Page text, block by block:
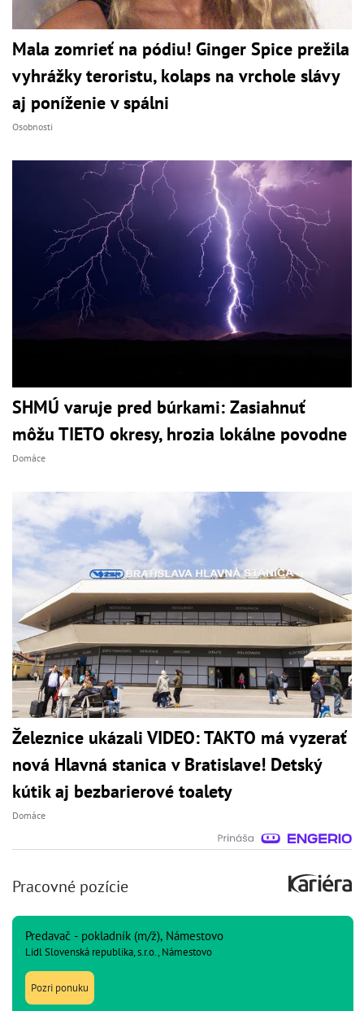
Mala zomrieť na pódiu! Ginger Spice prežila
vyhrážky teroristu, kolaps na vrchole slávy
aj poníženie v spálni
Osobnosti
SHMÚ varuje pred búrkami: Zasiahnuť
môžu TIETO okresy, hrozia lokálne povodne
Domáce
Železnice ukázali VIDEO: TAKTO má vyzerať
nová Hlavná stanica v Bratislave! Detský
kútik aj bezbarierové toalety
Domáce
Pracovné pozície
Predavač - pokladník (m/ž), Námestovo
Lidl Slovenská republika, s.r.o., Námestovo
Pozri ponuku